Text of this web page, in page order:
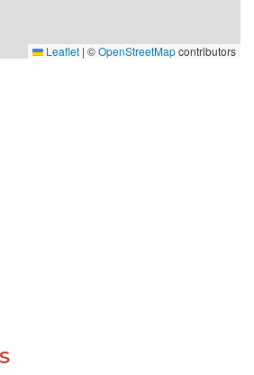
Leaflet | ©OpenStreetMapcontributors